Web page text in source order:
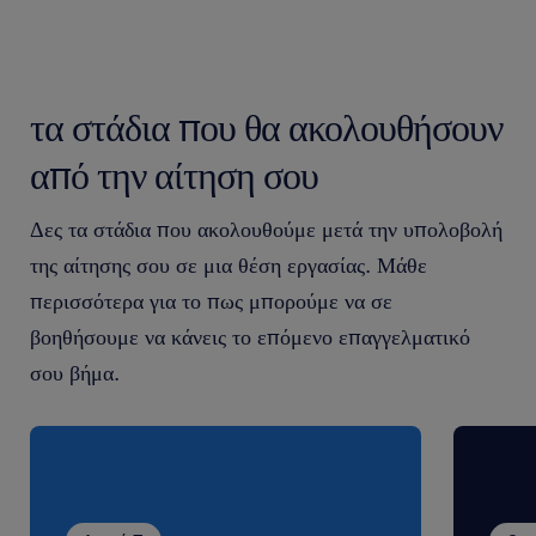
only those applications made online via our site will
be assessed. After the screening of all the CVs
received, we will only contact the candidates who
meet the requirements of the job to arrange an
interview. ​ All applications are considered strictly
confidential.
τα στάδια που θα ακολουθήσουν
από την αίτηση σου
Δες τα στάδια που ακολουθούμε μετά την υπολοβολή
της αίτησης σου σε μια θέση εργασίας. Μάθε
περισσότερα για το πως μπορούμε να σε
βοηθήσουμε να κάνεις το επόμενο επαγγελματικό
σου βήμα.